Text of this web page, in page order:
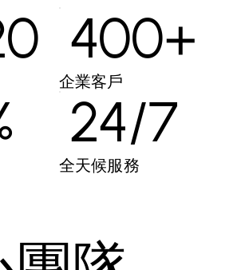
400+
企業客戶
24/7
​全天候服務